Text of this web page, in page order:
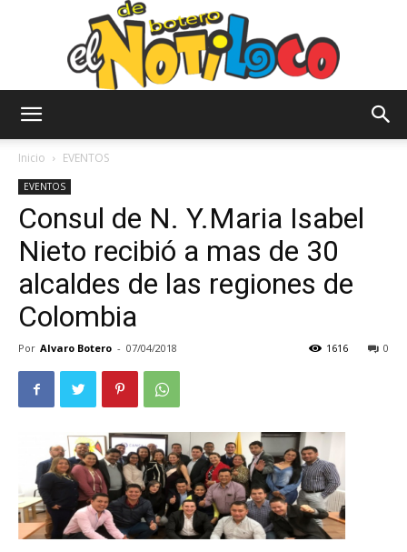
Notiloco
de
Inicio EVENTOS
EVENTOS
Consul de N. Y.Maria Isabel
Nieto recibió a mas de 30
alcaldes de las regiones de
Colombia
Por Alvaro Botero - 07/04/2018 0
1616